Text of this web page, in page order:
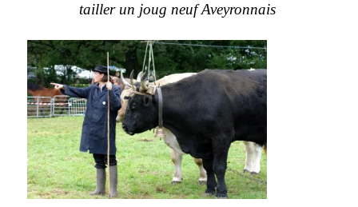
tailler un joug neuf Aveyronnais